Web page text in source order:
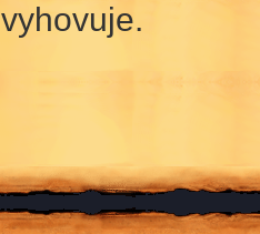
vyhovuje.